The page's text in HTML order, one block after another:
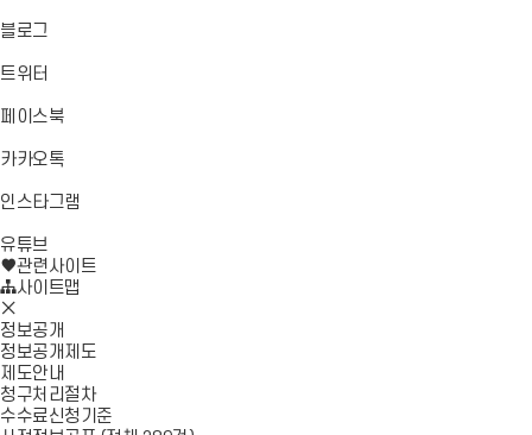
블로그
트위터
가
페이스북바
가
카카오톡바
가
인스타그램
기
유튜브
로
가
관련사이트
사이트맵
모
바
일
메
뉴
닫
정보공개
정보공개제도
제도안내
청구처리절차
수수료신청기준